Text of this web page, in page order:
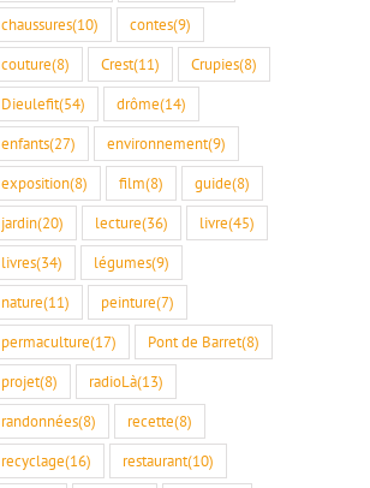
chaussures(10) contes(9)
couture(8) Crest(11) Crupies(8)
Dieulefit(54) drôme(14)
enfants(27) environnement(9)
exposition(8) film(8) guide(8)
jardin(20) lecture(36) livre(45)
livres(34) légumes(9)
nature(11) peinture(7)
permaculture(17) Pont de Barret(8)
projet(8) radioLà(13)
randonnées(8) recette(8)
recyclage(16) restaurant(10)